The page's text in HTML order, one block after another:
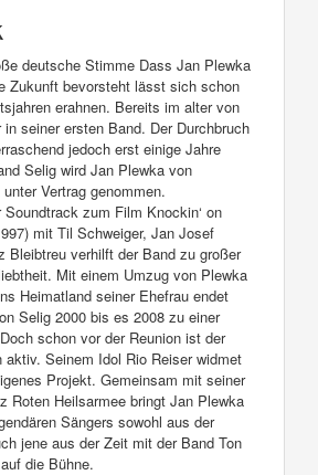
deutsche Stimme Dass Jan Plewka
Zukunft bevorsteht lässt sich schon
erahnen. Bereits im alter von
seiner ersten Band. Der Durchbruch
jedoch erst einige Jahre
Selig wird Jan Plewka von
Vertrag genommen.
Soundtrack zum Film Knockin‘ on
mit Til Schweiger, Jan Josef
Bleibtreu verhilft der Band zu großer
Mit einem Umzug von Plewka
Heimatland seiner Ehefrau endet
Selig 2000 bis es 2008 zu einer
schon vor der Reunion ist der
aktiv. Seinem Idol Rio Reiser widmet
Projekt. Gemeinsam mit seiner
Roten Heilsarmee bringt Jan Plewka
Sängers sowohl aus der
jene aus der Zeit mit der Band Ton
die Bühne.